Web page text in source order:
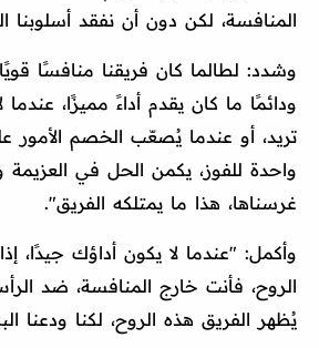
المنافسة، لكن دون أن نفقد أسلوبنا
وشدد: لطالما كان فريقنا منافسًا
ودائمًا ما كان يقدم أداءً مميزًا، عندما
تريد، أو عندما يُصعّب الخصم الأمور
واحدة للفوز، يكمن الحل في العزيمة
غرسناها، هذا ما يمتلكه الفريق".
وأكمل: "عندما لا يكون أداؤك جيدًا،
الروح، فأنت خارج المنافسة، ضد
يُظهر الفريق هذه الروح، لكنا ودعنا